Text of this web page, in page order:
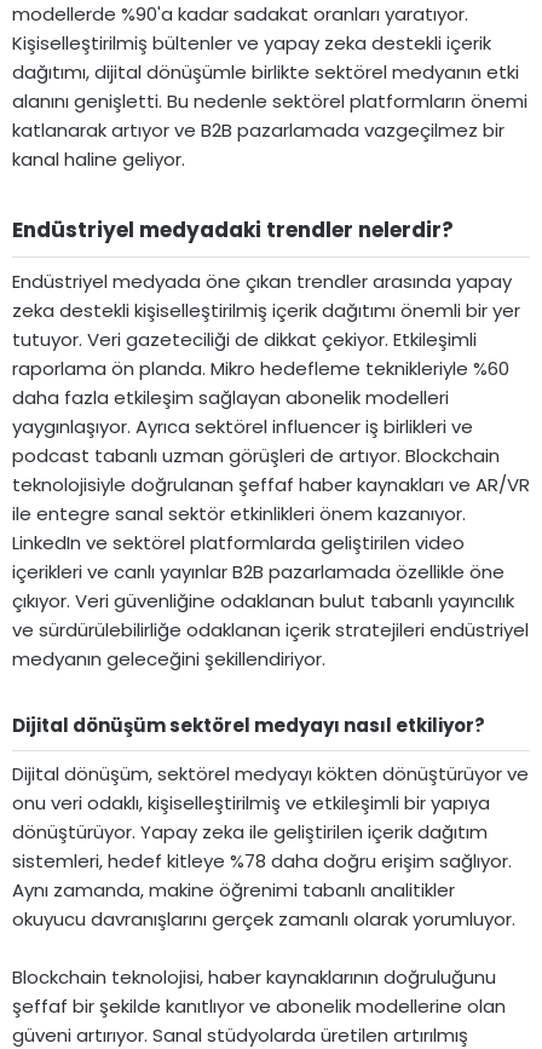
modellerde %90'a kadar sadakat oranları yaratıyor.
Kişiselleştirilmiş bültenler ve yapay zeka destekli içerik
dağıtımı, dijital dönüşümle birlikte sektörel medyanın etki
alanını genişletti. Bu nedenle sektörel platformların önemi
katlanarak artıyor ve B2B pazarlamada vazgeçilmez bir
kanal haline geliyor.
Endüstriyel medyadaki trendler nelerdir?​
Endüstriyel medyada öne çıkan trendler arasında yapay
zeka destekli kişiselleştirilmiş içerik dağıtımı önemli bir yer
tutuyor. Veri gazeteciliği de dikkat çekiyor. Etkileşimli
raporlama ön planda. Mikro hedefleme teknikleriyle %60
daha fazla etkileşim sağlayan abonelik modelleri
yaygınlaşıyor. Ayrıca sektörel influencer iş birlikleri ve
podcast tabanlı uzman görüşleri de artıyor. Blockchain
teknolojisiyle doğrulanan şeffaf haber kaynakları ve AR/VR
ile entegre sanal sektör etkinlikleri önem kazanıyor.
LinkedIn ve sektörel platformlarda geliştirilen video
içerikleri ve canlı yayınlar B2B pazarlamada özellikle öne
çıkıyor. Veri güvenliğine odaklanan bulut tabanlı yayıncılık
ve sürdürülebilirliğe odaklanan içerik stratejileri endüstriyel
medyanın geleceğini şekillendiriyor.
Dijital dönüşüm sektörel medyayı nasıl etkiliyor?​
Dijital dönüşüm, sektörel medyayı kökten dönüştürüyor ve
onu veri odaklı, kişiselleştirilmiş ve etkileşimli bir yapıya
dönüştürüyor. Yapay zeka ile geliştirilen içerik dağıtım
sistemleri, hedef kitleye %78 daha doğru erişim sağlıyor.
Aynı zamanda, makine öğrenimi tabanlı analitikler
okuyucu davranışlarını gerçek zamanlı olarak yorumluyor.
Blockchain teknolojisi, haber kaynaklarının doğruluğunu
şeffaf bir şekilde kanıtlıyor ve abonelik modellerine olan
güveni artırıyor. Sanal stüdyolarda üretilen artırılmış